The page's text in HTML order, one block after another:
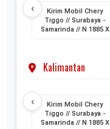
‹
Kirim Mobil Chery
Tiggo // Surabaya -
Samarinda // N 1885 X
Kalimantan
‹
Kirim Mobil Chery
Tiggo // Surabaya -
Samarinda // N 1885 X